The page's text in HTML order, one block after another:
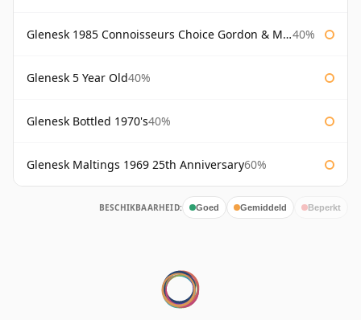
Glenesk 1985 Connoisseurs Choice Gordon & Macphail 40%
Glenesk 5 Year Old40%
Glenesk Bottled 1970's40%
Glenesk Maltings 1969 25th Anniversary60%
BESCHIKBAARHEID: Goed Gemiddeld Beperkt